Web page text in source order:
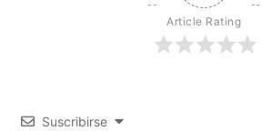
Article Rating
Suscribirse